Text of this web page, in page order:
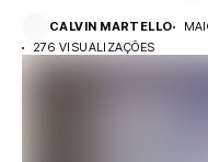
CALVIN MARTELLO
276 VISUALIZAÇÕES